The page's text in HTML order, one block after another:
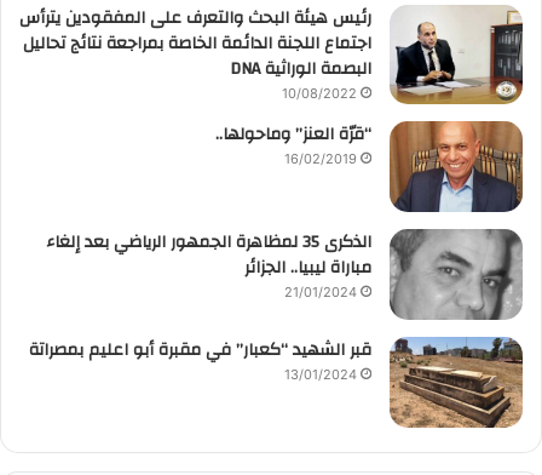
رئيس هيئة البحث والتعرف على المفقودين يترأس
اجتماع اللجنة الدائمة الخاصة بمراجعة نتائج تحاليل
البصمة الوراثية DNA
10/08/2022
“قرّة العنز” وماحولها..
16/02/2019
الذكرى 35 لمظاهرة الجمهور الرياضي بعد إلغاء
مباراة ليبيا.. الجزائر
21/01/2024
قبر الشهيد “كعبار” في مقبرة أبو اعليم بمصراتة
13/01/2024